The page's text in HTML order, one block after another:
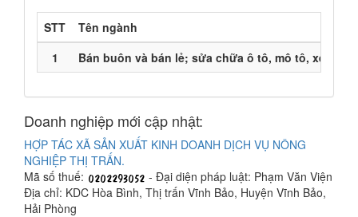
STT
Tên ngành
1
Bán buôn và bán lẻ; sửa chữa ô tô, mô tô, xe máy
Doanh nghiệp mới cập nhật:
HỢP TÁC XÃ SẢN XUẤT KINH DOANH DỊCH VỤ NÔNG
NGHIỆP THỊ TRẤN.
Mã số thuế:
- Đại diện pháp luật: Phạm Văn Viện
Địa chỉ: KDC Hòa Bình, Thị trấn Vĩnh Bảo, Huyện Vĩnh Bảo,
Hải Phòng